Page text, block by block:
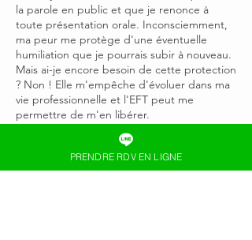
la parole en public et que je renonce à
toute présentation orale. Inconsciemment,
ma peur me protège d'une éventuelle
humiliation que je pourrais subir à nouveau.
Mais ai-je encore besoin de cette protection
? Non ! Elle m'empêche d'évoluer dans ma
vie professionnelle et l'EFT peut me
permettre de m'en libérer.
Il sera évidemment plus long de venir à
bout d'un gros traumas ou d'une phobie
que d'une colère passagère ou d'un stress
d'examen où parfois une seule séance peut
PRENDRE RDV EN LIGNE